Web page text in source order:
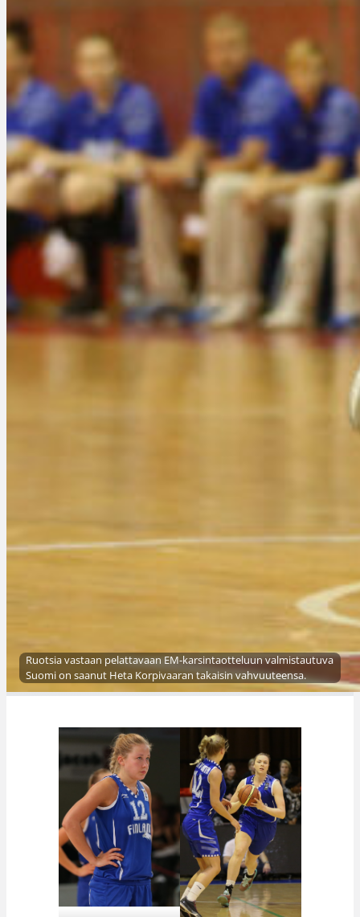
Ruotsia vastaan pelattavaan EM-karsintaotteluun valmistautuva
Suomi on saanut Heta Korpivaaran takaisin vahvuuteensa.